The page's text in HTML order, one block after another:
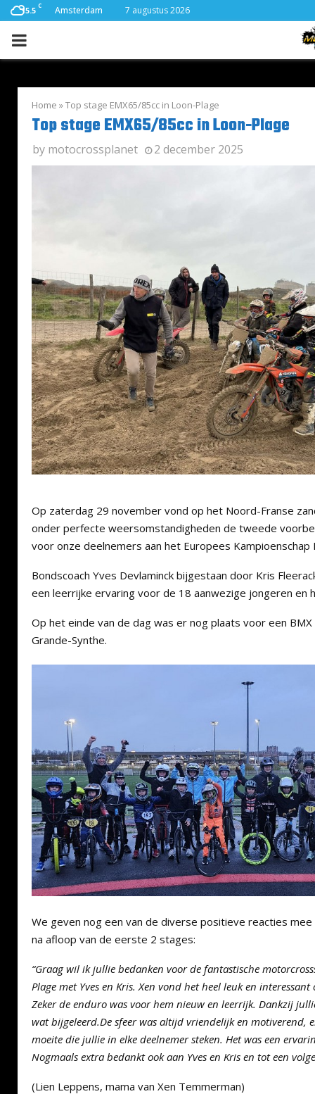
15.5 C Amsterdam 7 augustus 2026
PRIMARY
Home »Top stage EMX65/85cc in Loon-Plage
Top stage EMX65/85cc in Loon-Plage
by motocrossplanet 2 december 2025
Op zaterdag 29 november vond op het Noord-Franse
onder perfecte weersomstandigheden de tweede
voor onze deelnemers aan het Europees Kampioenschap
Bondscoach Yves Devlaminck bijgestaan door Kris
een leerrijke ervaring voor de 18 aanwezige jongeren en
Op het einde van de dag was er nog plaats voor een
Grande-Synthe.
We geven nog een van de diverse positieve reacties
na afloop van de eerste 2 stages:
“Graag wil ik jullie bedanken voor de fantastische
Plage met Yves en Kris. Xen vond het heel leuk en
Zeker de enduro was voor hem nieuw en leerrijk. Dankzij
wat bijgeleerd.De sfeer was altijd vriendelijk en motiverend,
moeite die jullie in elke deelnemer steken. Het was een
Nogmaals extra bedankt ook aan Yves en Kris en tot een
(Lien Leppens, mama van Xen Temmerman)